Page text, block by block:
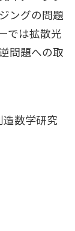
ングの問題
では拡散光
問題への取
数学研究